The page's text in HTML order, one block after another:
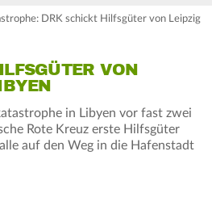
DRK schickt Hilfsgüter von Leipzig
VON
in Libyen vor fast zwei
Rote Kreuz erste Hilfsgüter
auf den Weg in die Hafenstadt